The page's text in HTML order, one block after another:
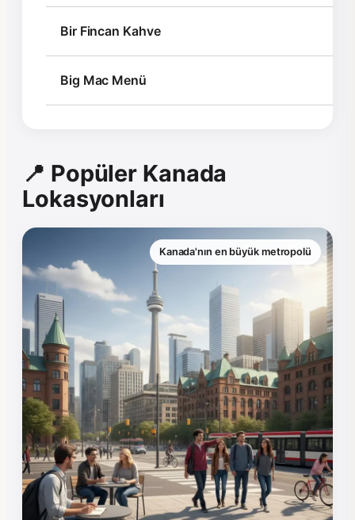
Bir Fincan Kahve
Big Mac Menü
📍 Popüler Kanada
Lokasyonları
Kanada'nın en büyük metropolü